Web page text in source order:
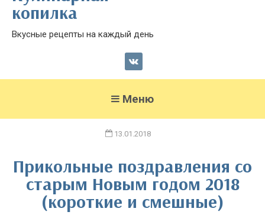
копилка
Вкусные рецепты на каждый день
Меню
13.01.2018
Прикольные поздравления со
старым Новым годом 2018
(короткие и смешные)